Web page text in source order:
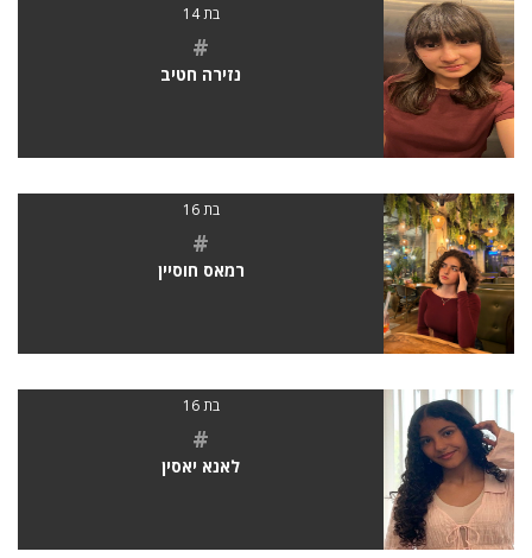
בת 14
#
נזירה חטיב
בת 16
#
רמאס חוסיין
בת 16
#
לאנא יאסין